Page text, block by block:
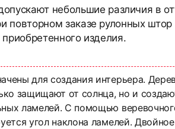
небольшие различия в
повторном заказе рулонных
изделия.
для создания интерьера.
защищают от солнца, но и
ламелей. С помощью
угол наклона ламелей.